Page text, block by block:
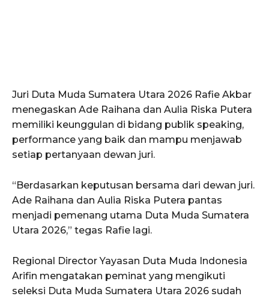
Juri Duta Muda Sumatera Utara 2026 Rafie Akbar
menegaskan Ade Raihana dan Aulia Riska Putera
memiliki keunggulan di bidang publik speaking,
performance yang baik dan mampu menjawab
setiap pertanyaan dewan juri.
“Berdasarkan keputusan bersama dari dewan juri.
Ade Raihana dan Aulia Riska Putera pantas
menjadi pemenang utama Duta Muda Sumatera
Utara 2026,” tegas Rafie lagi.
Regional Director Yayasan Duta Muda Indonesia
Arifin mengatakan peminat yang mengikuti
seleksi Duta Muda Sumatera Utara 2026 sudah